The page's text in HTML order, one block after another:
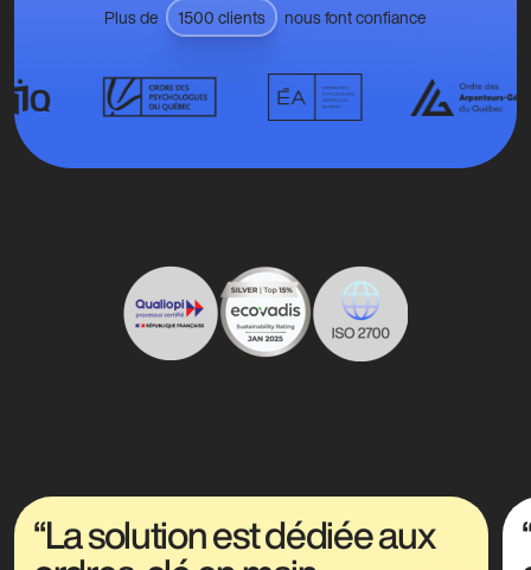
Plus de 1500 clients nous font confiance
“La solution est dédiée aux